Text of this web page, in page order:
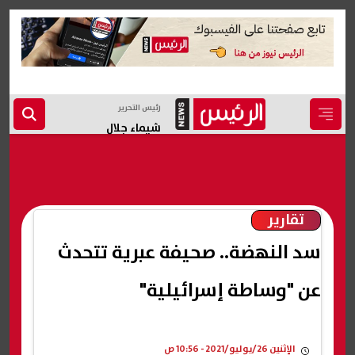
رئيس التحرير
شيماء جلال
تقارير
سد النهضة.. صحيفة عبرية تتحدث
عن "وساطة إسرائيلية"
الإثنين 26/يوليو/2021 - 10:56 ص